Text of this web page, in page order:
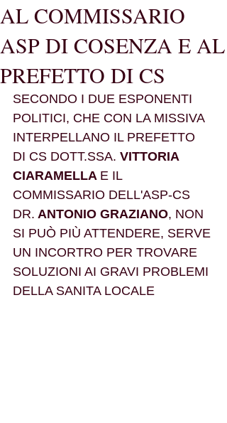
AL COMMISSARIO
ASP DI COSENZA E AL
PREFETTO DI CS
SECONDO I DUE ESPONENTI
POLITICI, CHE CON LA MISSIVA
INTERPELLANO IL PREFETTO
DI CS DOTT.SSA. VITTORIA
CIARAMELLA E IL
COMMISSARIO DELL'ASP-CS
DR. ANTONIO GRAZIANO, NON
SI PUÒ PIÙ ATTENDERE, SERVE
UN INCORTRO PER TROVARE
SOLUZIONI AI GRAVI PROBLEMI
DELLA SANITA LOCALE